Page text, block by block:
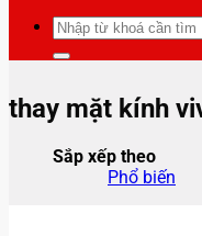
Tìm
kiếm:
thay mặt kính
Sắp xếp theo
Phổ biến